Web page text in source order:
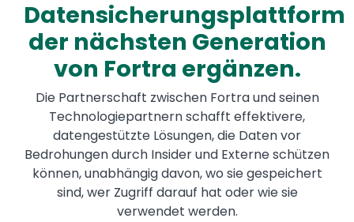
Datensicherungsplattform
der nächsten Generation
von Fortra ergänzen.
Die Partnerschaft zwischen Fortra und seinen
Technologiepartnern schafft effektivere,
datengestützte Lösungen, die Daten vor
Bedrohungen durch Insider und Externe schützen
können, unabhängig davon, wo sie gespeichert
sind, wer Zugriff darauf hat oder wie sie
verwendet werden.